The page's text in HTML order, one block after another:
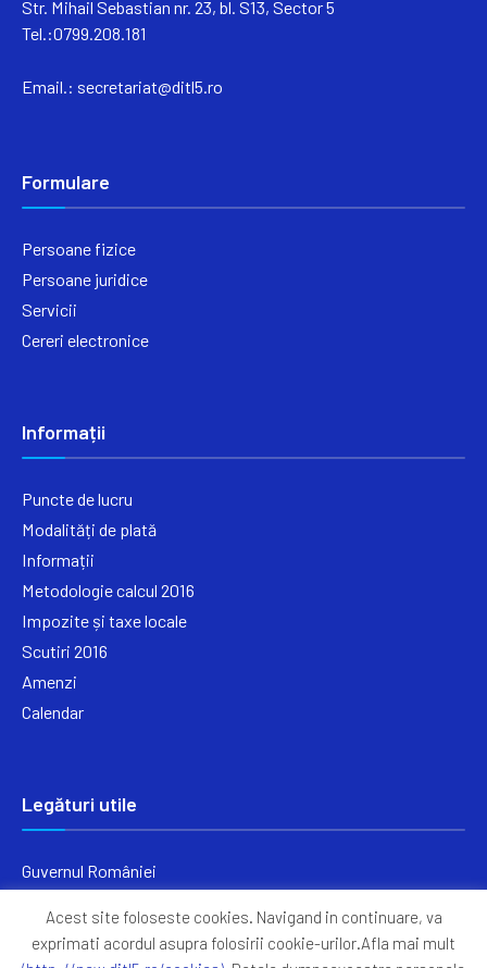
Str. Mihail Sebastian nr. 23, bl. S13, Sector 5
Tel.:0799.208.181
Email.: secretariat@ditl5.ro
Formulare
Persoane fizice
Persoane juridice
Servicii
Cereri electronice
Informații
Puncte de lucru
Modalități de plată
Informații
Metodologie calcul 2016
Impozite și taxe locale
Scutiri 2016
Amenzi
Calendar
Legături utile
Guvernul României
Primăria Sectorul 5
Acest site foloseste cookies. Navigand in continuare, va
exprimati acordul asupra folosirii cookie-urilor.Afla mai mult